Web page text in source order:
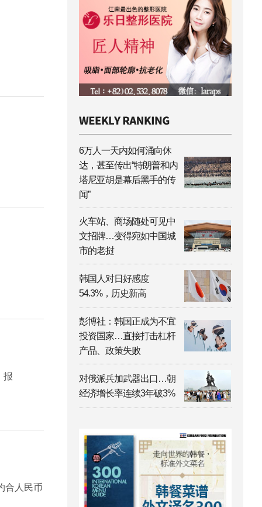
报
合人民币
6万人一天内如何涌向休
达，甚至传出“特朗普和内
塔尼亚胡是幕后黑手的传
闻”
火车站、商场随处可见中
文招牌…变得宛如中国城
市的老挝
韩国人对日好感度
54.3%，历史新高
彭博社：韩国正成为不宜
投资国家…直接打击杠杆
产品、政策失败
对俄派兵加武器出口…朝
经济增长率连续3年破3%